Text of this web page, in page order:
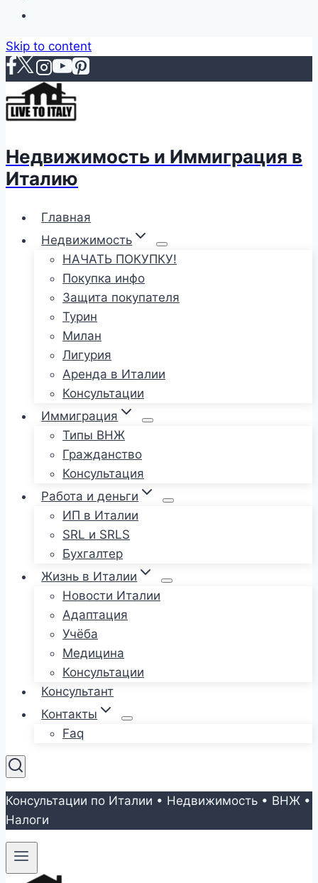
Skip to content
Недвижимость и Иммиграция в
Италию
Главная
Недвижимость
НАЧАТЬ ПОКУПКУ!
Покупка инфо
Защита покупателя
Турин
Милан
Лигурия
Аренда в Италии
Консультации
Иммиграция
Типы ВНЖ
Гражданство
Консультация
Работа и деньги
ИП в Италии
SRL и SRLS
Бухгалтер
Жизнь в Италии
Новости Италии
Адаптация
Учёба
Медицина
Консультации
Консультант
Контакты
Faq
Консультации по Италии • Недвижимость • ВНЖ •
Налоги